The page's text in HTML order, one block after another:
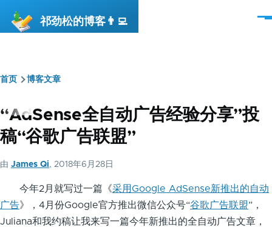
祁劲松的博客👨‍💻
菜
面
包
屑
首页 博客文章
“AdSense全自动广告经验分享”投
稿“谷歌广告联盟”
由 James Qi, 2018年6月28日
今年2月就写过一篇《采用Google AdSense新推出的自动
广告》，4月份Google官方推出微信公众号“谷歌广告联盟”，
Juliana和我约稿让我来写一篇今年新推出的全自动广告文章，